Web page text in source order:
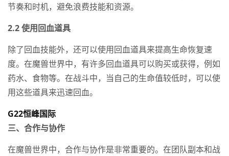
节奏和时机，避免浪费技能和资源。
2.2 使用回血道具
除了回血技能外，还可以使用回血道具来提高生命恢复速
度。在魔兽世界中，有许多回血道具可以购买或获得，例如
药水、食物等。在战斗中，当自己的生命值较低时，可以使
用这些道具来迅速回血。
G22恒峰国际
三、合作与协作
在魔兽世界中，合作与协作是非常重要的。在团队副本和战